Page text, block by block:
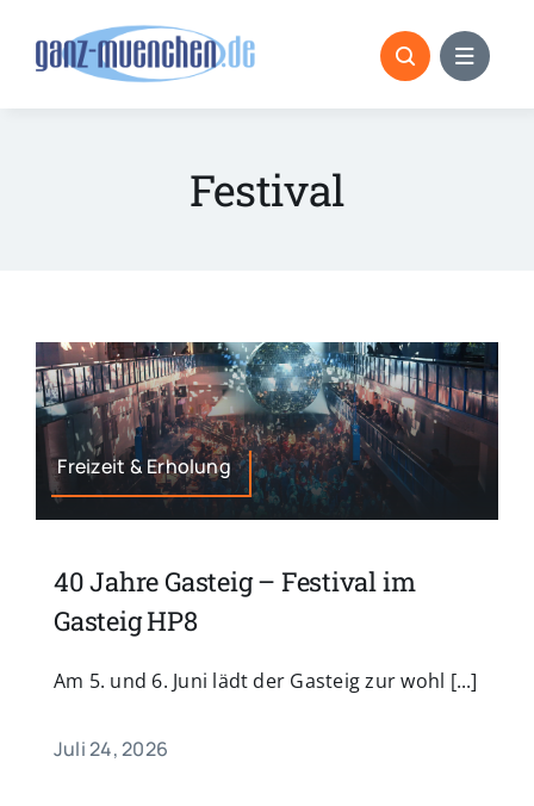
Festival
Freizeit & Erholung
40 Jahre Gasteig – Festival im
Gasteig HP8
Am 5. und 6. Juni lädt der Gasteig zur wohl [...]
Juli 24, 2026